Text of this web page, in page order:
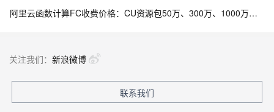
阿里云函数计算FC收费价格：CU资源包50万、300万、1000万、2亿、20亿及4000万CU费用清单
关注我们： 新浪微博
联系我们